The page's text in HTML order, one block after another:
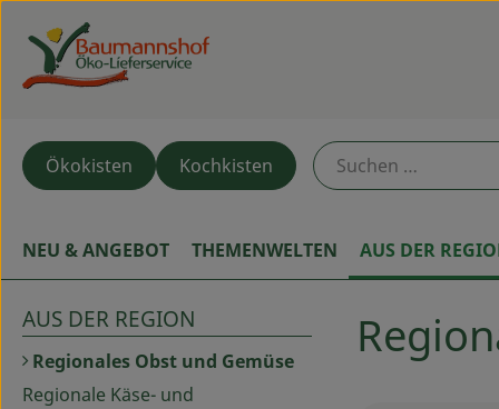
Ökokisten Kochkisten
NEU & ANGEBOT THEMENWELTEN AUS DER
AUS DER REGION
Regionales Obst und Gemüse
Regionale Käse- und